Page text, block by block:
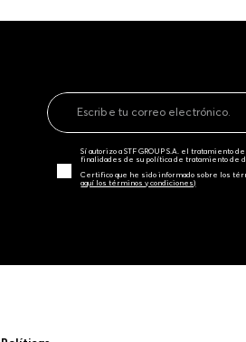
Sí autorizo a STF GROUP S.A. el tratamiento
finalidades de su política de tratamiento de
Certifico que he sido informado sobre los
aquí los términos y condiciones)